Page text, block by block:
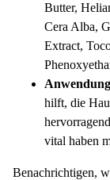
Butter,
Cera Alba,
Extract,
hilft, die
vital haben
Benachrichtigen,